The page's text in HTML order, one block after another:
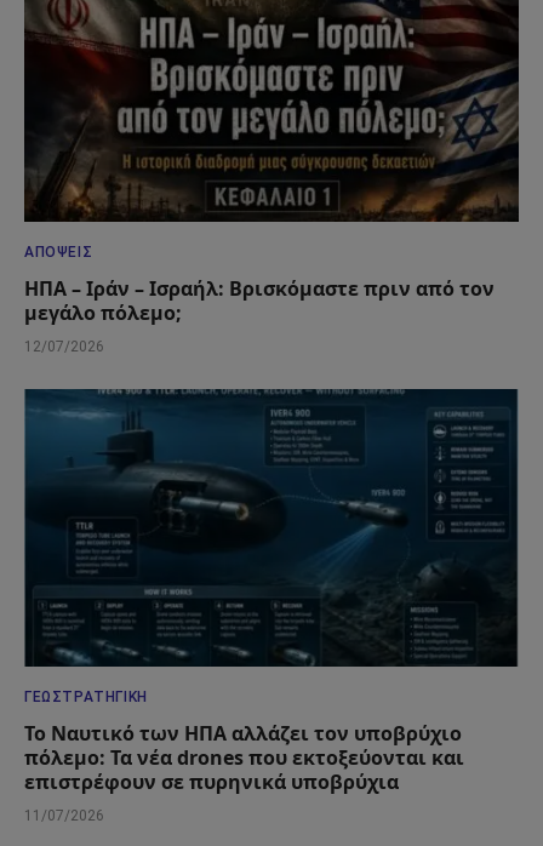
ΑΠΌΨΕΙΣ
ΗΠΑ – Ιράν – Ισραήλ: Βρισκόμαστε πριν από τον
μεγάλο πόλεμο;
12/07/2026
ΓΕΩΣΤΡΑΤΗΓΙΚΉ
Το Ναυτικό των ΗΠΑ αλλάζει τον υποβρύχιο
πόλεμο: Τα νέα drones που εκτοξεύονται και
επιστρέφουν σε πυρηνικά υποβρύχια
11/07/2026